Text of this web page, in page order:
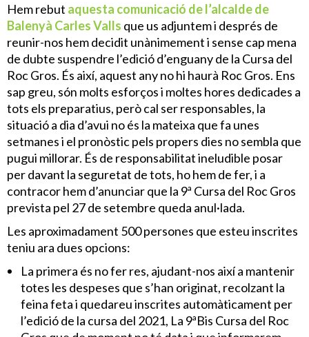
Hem rebut aquesta comunicació de l’alcalde de
Balenyà Carles Valls que us adjuntem i després de
reunir-nos hem decidit unànimement i sense cap mena
de dubte suspendre l’edició d’enguany de la Cursa del
Roc Gros. És així, aquest any no hi haurà Roc Gros. Ens
sap greu, són molts esforços i moltes hores dedicades a
tots els preparatius, però cal ser responsables, la
situació a dia d’avui no és la mateixa que fa unes
setmanes i el pronòstic pels propers dies no sembla que
pugui millorar. És de responsabilitat ineludible posar
per davant la seguretat de tots, ho hem de fer, i a
contracor hem d’anunciar que la 9ª Cursa del Roc Gros
prevista pel 27 de setembre queda anul·lada.
Les aproximadament 500 persones que esteu inscrites
teniu ara dues opcions:
La primera és no fer res, ajudant-nos així a mantenir
totes les despeses que s’han originat, recolzant la
feina feta i quedareu inscrites automàticament per
l’edició de la cursa del 2021, La 9ªBis Cursa del Roc